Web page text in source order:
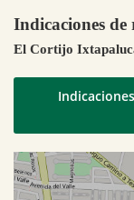
Indicaciones
El Cortijo